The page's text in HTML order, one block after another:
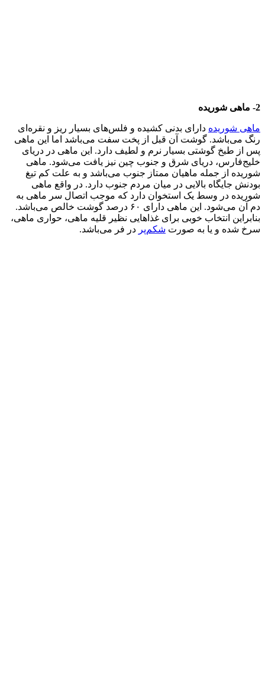
2- ماهی شوریده
ماهی شوریده دارای بدنی کشیده و فلس‌های بسیار ریز و نقره‌ای
رنگ می‌باشد. گوشت آن قبل از پخت سفت می‌باشد اما این ماهی
پس از طبخ گوشتی بسیار نرم و لطیف دارد. این ماهی در دریای
خلیج‌فارس، دریای شرق و جنوب چین نیز یافت می‌شود. ماهی
شوریده از جمله ماهیان ممتاز جنوب می‌باشد و به علت کم تیغ
بودنش جایگاه بالایی در میان مردم جنوب دارد. در واقع ماهی
شوریده در وسط یک استخوان دارد که موجب اتصال سر ماهی به
دم آن می‌شود. این ماهی دارای ۶۰ درصد گوشت خالص می‌باشد.
بنابراین انتخاب خوبی برای غذاهایی نظیر قلیه ماهی، حواری ماهی،
سرخ شده و یا به صورت شکم‌پر در فر می‌باشد.